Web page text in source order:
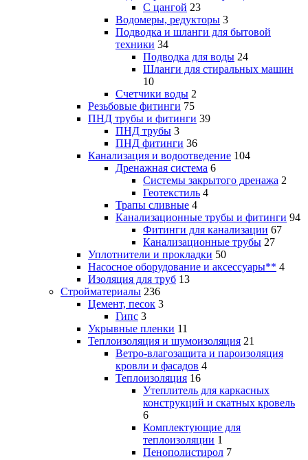
С цангой 23
Водомеры, редукторы 3
Подводка и шланги для бытовой
техники 34
Подводка для воды 24
Шланги для стиральных машин
10
Счетчики воды 2
Резьбовые фитинги 75
ПНД трубы и фитинги 39
ПНД трубы 3
ПНД фитинги 36
Канализация и водоотведение 104
Дренажная система 6
Системы закрытого дренажа 2
Геотекстиль 4
Трапы сливные 4
Канализационные трубы и фитинги 94
Фитинги для канализации 67
Канализационные трубы 27
Уплотнители и прокладки 50
Насосное оборудование и аксессуары** 4
Изоляция для труб 13
Стройматериалы 236
Цемент, песок 3
Гипс 3
Укрывные пленки 11
Теплоизоляция и шумоизоляция 21
Ветро-влагозащита и пароизоляция
кровли и фасадов 4
Теплоизоляция 16
Утеплитель для каркасных
конструкций и скатных кровель
6
Комплектующие для
теплоизоляции 1
Пенополистирол 7